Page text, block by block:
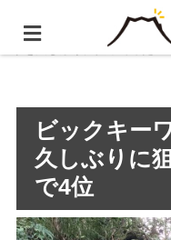
ホーム 静岡県の
示を久しぶりに狙ってみた 3
ビックキー
久しぶりに
で4位